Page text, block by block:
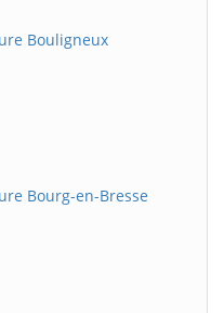
Bouligneux
Bourg-en-Bresse